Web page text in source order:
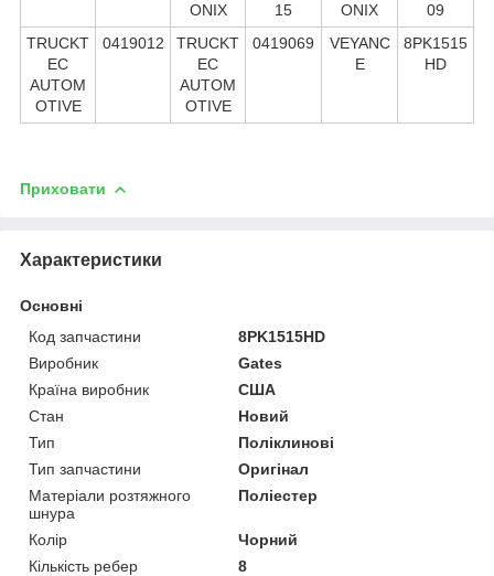
ONIX
15
ONIX
09
TRUCKT
EC
AUTOM
OTIVE
0419012
TRUCKT
EC
AUTOM
OTIVE
0419069
VEYANC
E
8PK1515
HD
Приховати
Характеристики
Основні
Код запчастини
8PK1515HD
Виробник
Gates
Країна виробник
США
Стан
Новий
Тип
Поліклинові
Тип запчастини
Оригінал
Матеріали розтяжного
шнура
Поліестер
Колір
Чорний
Кількість ребер
8